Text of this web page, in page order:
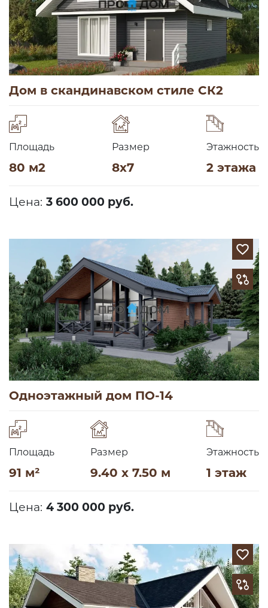
Дом в скандинавском стиле СК2
Площадь
80 м2
Размер
8х7
Этажность
2 этажа
Цена: 3 600 000 руб.
Одноэтажный дом ПО-14
Площадь
91 м²
Размер
9.40 x 7.50 м
Этажность
1 этаж
Цена: 4 300 000 руб.